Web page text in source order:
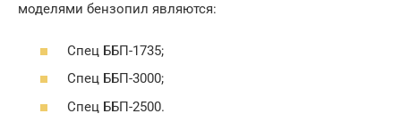
моделями бензопил являются:
Спец ББП-1735;
Спец ББП-3000;
Спец ББП-2500.